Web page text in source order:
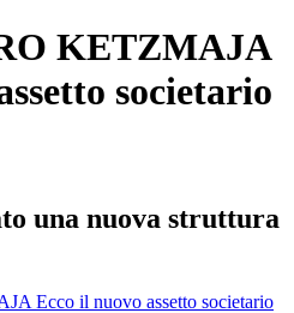
KETZMAJA
societario
una nuova struttura